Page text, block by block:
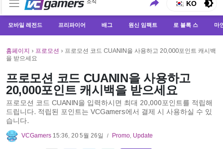
VCGamers 뉴스
소식 KO
모바일 레전드 프리파이어 배그 원신 임팩트 로 블록 스 마
홈페이지 › 프로모션 › 프로모션 코드 CUANIN을 사용하고 20,000포인트 캐시백
을 받으세요
프로모션 코드 CUANIN을 사용하고
20,000포인트 캐시백을 받으세요
프로모션 코드 CUANIN을 입력하시면 최대 20,000포인트를 적립해
드립니다. 적립된 포인트는 VCGamers에서 결제 시 사용하실 수 있
습니다.
VCGamers 15:36, 20 5월 26일 / Promo, Update